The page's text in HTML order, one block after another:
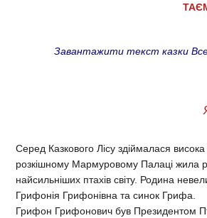
Завантажити текст казки
Серед Казкового Лісу здіймалася
розкішному Мармуровому Палаці жила
найсильніших птахів світу. Родина
Грифонія Грифонівна та синок Грифа.
Грифон Грифонович був Президентом